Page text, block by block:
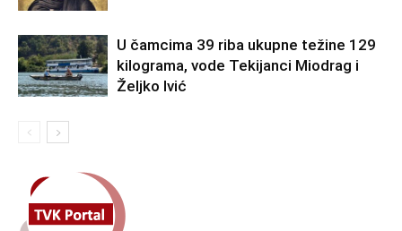
U čamcima 39 riba ukupne težine 129
kilograma, vode Tekijanci Miodrag i
Željko Ivić